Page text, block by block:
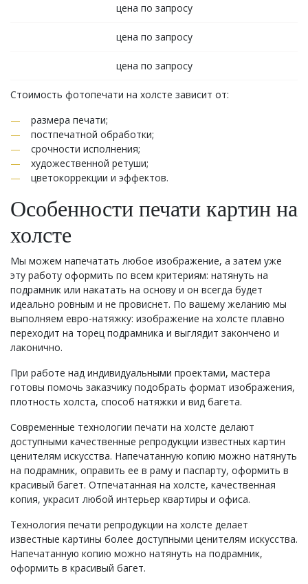
цена по запросу
цена по запросу
цена по запросу
Стоимость фотопечати на холсте зависит от:
размера печати;
постпечатной обработки;
срочности исполнения;
художественной ретуши;
цветокоррекции и эффектов.
Особенности печати картин на
холсте
Мы можем напечатать любое изображение, а затем уже
эту работу оформить по всем критериям: натянуть на
подрамник или накатать на основу и он всегда будет
идеально ровным и не провиснет. По вашему желанию мы
выполняем евро-натяжку: изображение на холсте плавно
переходит на торец подрамника и выглядит закончено и
лаконично.
При работе над индивидуальными проектами, мастера
готовы помочь заказчику подобрать формат изображения,
плотность холста, способ натяжки и вид багета.
Современные технологии печати на холсте делают
доступными качественные репродукции известных картин
ценителям искусства. Напечатанную копию можно натянуть
на подрамник, оправить ее в раму и паспарту, оформить в
красивый багет. Отпечатанная на холсте, качественная
копия, украсит любой интерьер квартиры и офиса.
Технология печати репродукции на холсте делает
известные картины более доступными ценителям искусства.
Напечатанную копию можно натянуть на подрамник,
оформить в красивый багет.